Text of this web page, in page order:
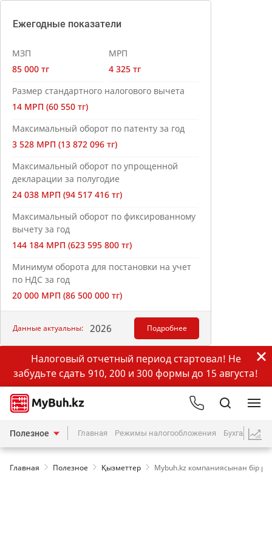
Ежегодные показатели
МЗП
85 000 тг
МРП
4 325 тг
Размер стандартного налогового вычета
14 МРП (60 550 тг)
Максимальный оборот по патенту за год
3 528 МРП (13 872 096 тг)
Максимальный оборот по упрощенной
декларации за полугодие
24 038 МРП (94 517 416 тг)
Максимальный оборот по фиксированному
вычету за год
144 184 МРП (623 595 800 тг)
Минимум оборота для постановки на учет
по НДС за год
20 000 МРП (86 500 000 тг)
Данные актуальны: 2026 Подробнее
Налоговый отчетный период стартовал! Не
забудьте сдать 910, 200 и 300 формы до 15 августа!
Полезное Главная Режимы налогообложения Бухгалтерия
Главная Полезное Қызметтер Mybuh.kz компаниясынан бір